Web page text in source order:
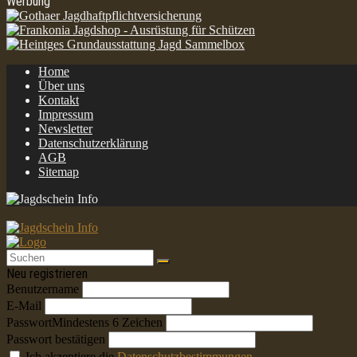
Home
Über uns
Kontakt
Impressum
Newsletter
Datenschutzerklärung
AGB
Sitemap
Neu registrieren
Benutzername
E-Mail
PasswortMindestens 6 Zeichen
Passwort bestätigen